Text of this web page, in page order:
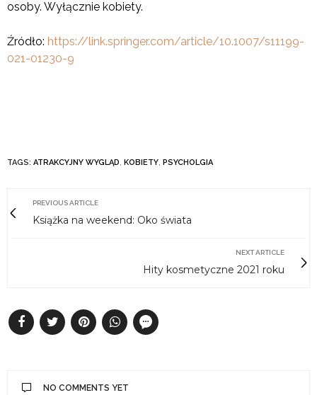
osoby. Wyłącznie kobiety.
Źródło: https://link.springer.com/article/10.1007/s11199-
021-01230-9
TAGS: ATRAKCYJNY WYGLĄD, KOBIETY, PSYCHOLGIA
PREVIOUS ARTICLE
Książka na weekend: Oko świata
NEXT ARTICLE
Hity kosmetyczne 2021 roku
NO COMMENTS YET